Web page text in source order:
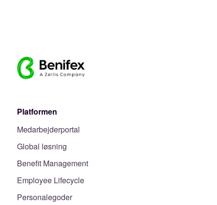
Platformen
Medarbejderportal
Global løsning
Benefit Management
Employee Lifecycle
Personalegoder